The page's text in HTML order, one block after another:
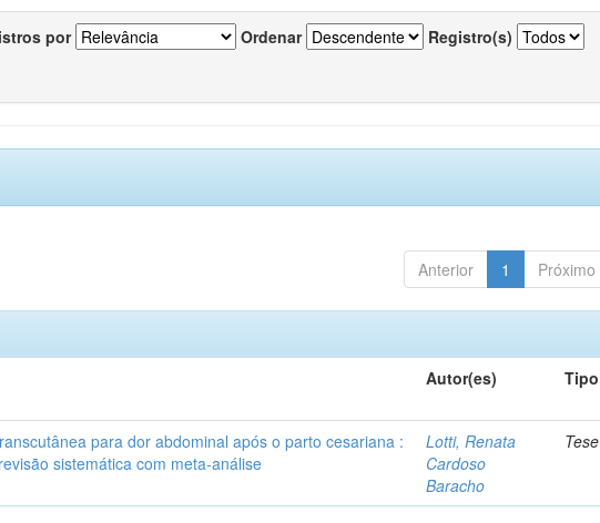
por Ordenar Registro(s)
Anterior 1 Próximo
Autor(es) Tipo
para dor abdominal após o parto cesariana :
sistemática com meta-análise
Lotti, Renata
Cardoso
Baracho
Tese